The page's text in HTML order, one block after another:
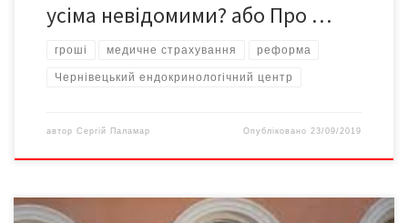
усіма невідомими? або Про …
гроші медичне страхування реформа
Чернівецький ендокринологічний центр
автор Сергій Паламар Опубліковано 23/09/2019